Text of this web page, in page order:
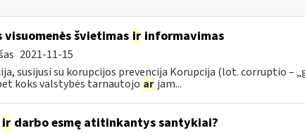
švietimas irinformavimas
2021-11-15
susijusi su korupcijos prevencija Korupcija (lot. corruptio –
koks valstybės tarnautojo ar jam...
irdarbo esmę atitinkantys santykiai?